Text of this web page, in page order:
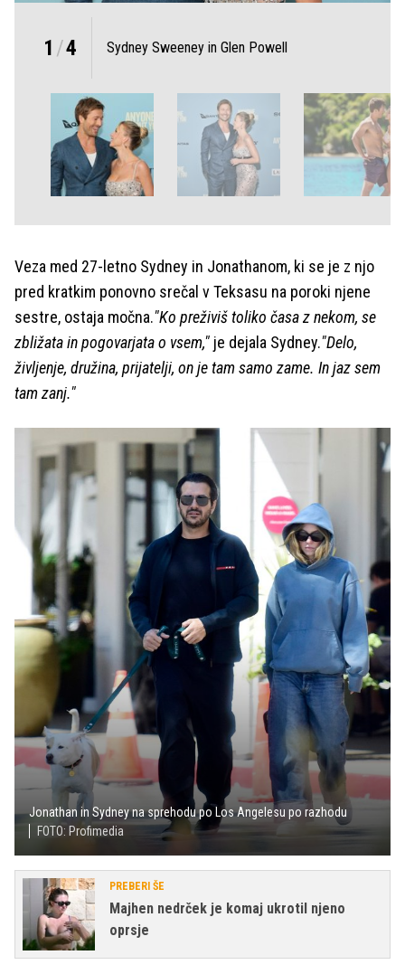
1 /4 Sydney Sweeney in Glen Powell
Veza med 27-letno Sydney in Jonathanom, ki se je z njo
pred kratkim ponovno srečal v Teksasu na poroki njene
sestre, ostaja močna."Ko preživiš toliko časa z nekom, se
zbližata in pogovarjata o vsem," je dejala Sydney."Delo,
življenje, družina, prijatelji, on je tam samo zame. In jaz sem
tam zanj."
Jonathan in Sydney na sprehodu po Los Angelesu po razhodu
FOTO: Profimedia
PREBERI ŠE
Majhen nedrček je komaj ukrotil njeno
oprsje